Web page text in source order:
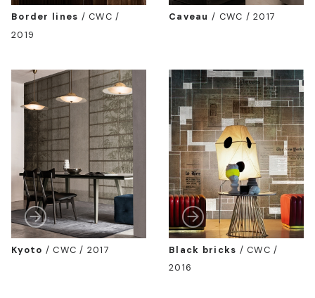
Border lines /CWC /
2019
Caveau / CWC / 2017
Kyoto /CWC / 2017 Black bricks /CWC /
2016